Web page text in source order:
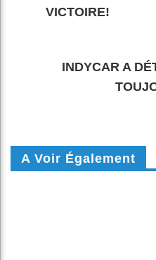
VICTOIRE!
INDYCAR A
A Voir Également